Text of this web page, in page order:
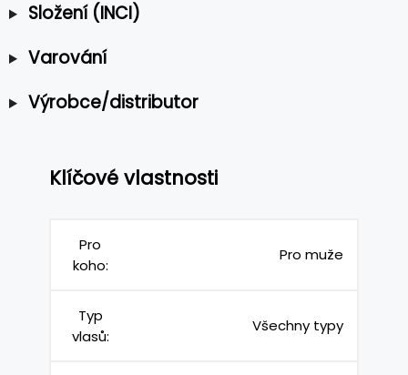
Složení (INCI)
Varování
Výrobce/distributor
Klíčové vlastnosti
Pro
koho:
Pro muže
Typ
vlasů:
Všechny typy